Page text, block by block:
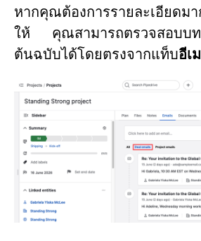
หากคุณต้องการรายละเอียดม
ให้ คุณสามารถตรวจสอบบท
ต้นฉบับได้โดยตรงจากแท็บอีเ